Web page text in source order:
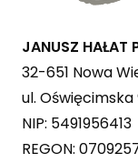
JANUSZ HAŁAT
32-651 Nowa
ul. Oświęcimska
NIP: 5491956413
REGON: